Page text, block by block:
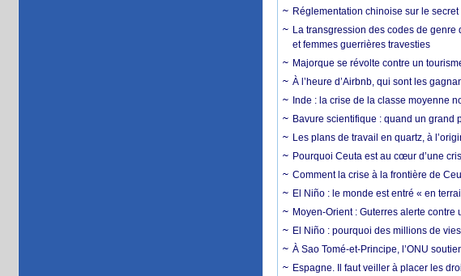
Réglementation chinoise sur le
La transgression des codes de
et femmes guerrières travesties
Majorque se révolte contre un
À l’heure d’Airbnb, qui sont les
Inde : la crise de la classe moyenne
Bavure scientifique : quand un grand
Les plans de travail en quartz, à
Pourquoi Ceuta est au cœur d’une
Comment la crise à la frontière de
El Niño : le monde est entré « en
Moyen-Orient : Guterres alerte
El Niño : pourquoi des millions de
À Sao Tomé-et-Principe, l’ONU
Espagne. Il faut veiller à placer les